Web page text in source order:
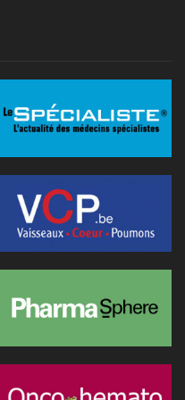
d'information
pondéral pour
d'Europe face au
en cathétérisme